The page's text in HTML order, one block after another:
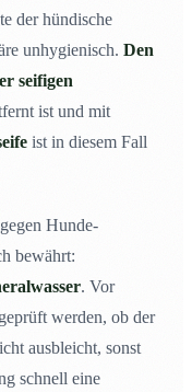
der hündische
unhygienisch. Den
seifigen
ist und mit
ist in diesem Fall
Hunde-
bewährt:
. Vor
werden, ob der
ausbleicht, sonst
schnell eine